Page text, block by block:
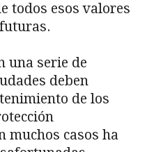
todos esos valores
una serie de
deben
de los
muchos casos ha